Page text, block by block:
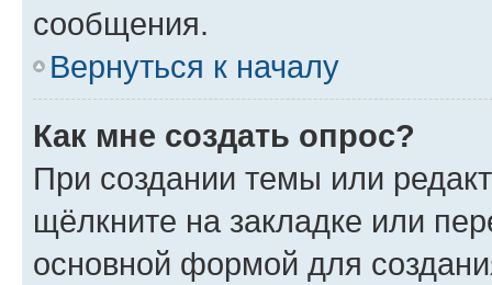
сообщения.
Вернуться к началу
Как мне создать опрос?
При создании темы или
щёлкните на закладке или
основной формой для